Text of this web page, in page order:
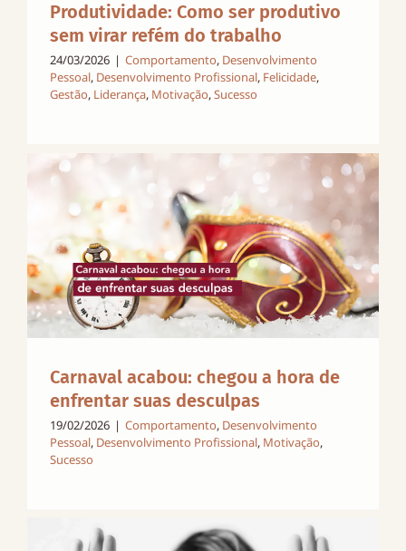
Produtividade: Como ser produtivo
sem virar refém do trabalho
24/03/2026 | Comportamento, Desenvolvimento
Pessoal, Desenvolvimento Profissional, Felicidade,
Gestão, Liderança, Motivação,Sucesso
Carnaval acabou: chegou a hora de
enfrentar suas desculpas
19/02/2026 | Comportamento, Desenvolvimento
Pessoal, Desenvolvimento Profissional, Motivação,
Sucesso